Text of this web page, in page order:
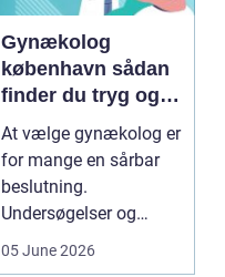
Gynækolog
københavn sådan
finder du tryg og
professionel hjælp
At vælge gynækolog er
for mange en sårbar
beslutning.
Undersøgelser og
behandlinger foregår i
05 June 2026